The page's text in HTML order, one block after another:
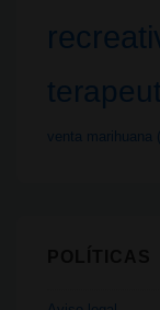
venta marihuana